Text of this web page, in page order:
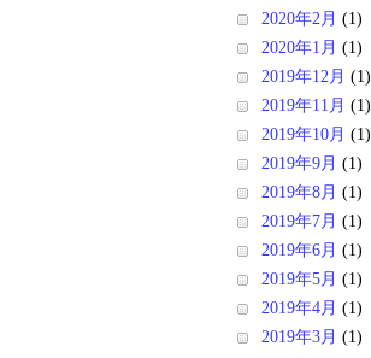
2020年2月 (1)
2020年1月 (1)
2019年12月 (1)
2019年11月 (1)
2019年10月 (1)
2019年9月 (1)
2019年8月 (1)
2019年7月 (1)
2019年6月 (1)
2019年5月 (1)
2019年4月 (1)
2019年3月 (1)